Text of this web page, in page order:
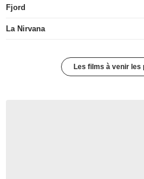
Fjord
La Nirvana
Les films à venir les